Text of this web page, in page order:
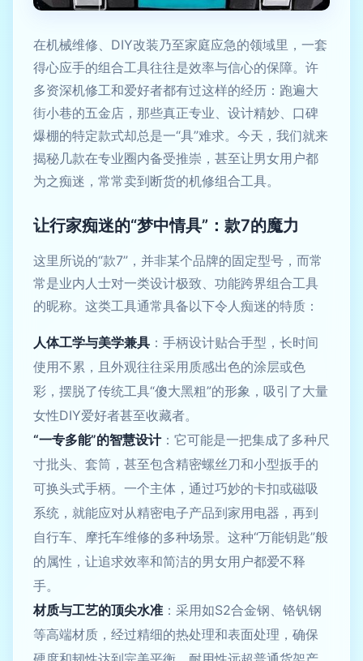
在机械维修、DIY改装乃至家庭应急的领域里，一套
得心应手的组合工具往往是效率与信心的保障。许
多资深机修工和爱好者都有过这样的经历：跑遍大
街小巷的五金店，那些真正专业、设计精妙、口碑
爆棚的特定款式却总是一“具”难求。今天，我们就来
揭秘几款在专业圈内备受推崇，甚至让男女用户都
为之痴迷，常常卖到断货的机修组合工具。
让行家痴迷的“梦中情具”：款7的魔力
这里所说的“款7”，并非某个品牌的固定型号，而常
常是业内人士对一类设计极致、功能跨界组合工具
的昵称。这类工具通常具备以下令人痴迷的特质：
人体工学与美学兼具 ：手柄设计贴合手型，长时间
使用不累，且外观往往采用质感出色的涂层或色
彩，摆脱了传统工具“傻大黑粗”的形象，吸引了大量
女性DIY爱好者甚至收藏者。
“一专多能”的智慧设计：它可能是一把集成了多种尺
寸批头、套筒，甚至包含精密螺丝刀和小型扳手的
可换头式手柄。一个主体，通过巧妙的卡扣或磁吸
系统，就能应对从精密电子产品到家用电器，再到
自行车、摩托车维修的多种场景。这种“万能钥匙”般
的属性，让追求效率和简洁的男女用户都爱不释
手。
材质与工艺的顶尖水准 ：采用如S2合金钢、铬钒钢
等高端材质，经过精细的热处理和表面处理，确保